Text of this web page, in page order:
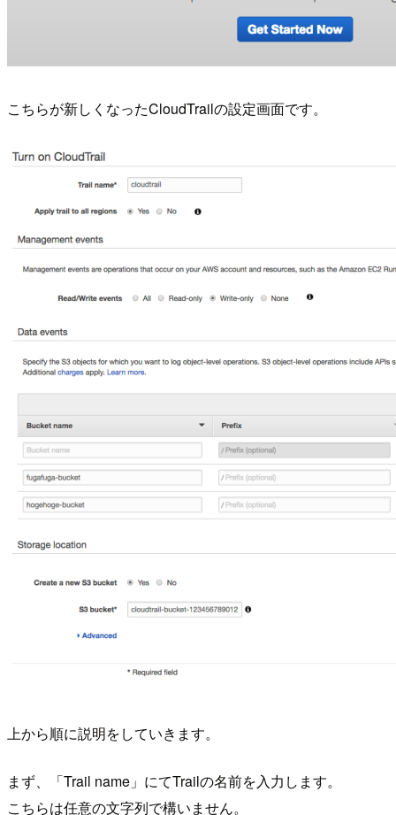
こちらが新しくなったCloudTrailの設定画面です。
上から順に説明をしていきます。
まず、「Trail name」にてTrailの名前を入力します。
こちらは任意の文字列で構いません。